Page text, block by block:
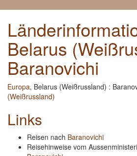
Belarus
Baranovichi
Europa, Belarus (Weißrussland) :
(Weißrussland)
Links
Reisen nach Baranovichi
Reisehinweise vom